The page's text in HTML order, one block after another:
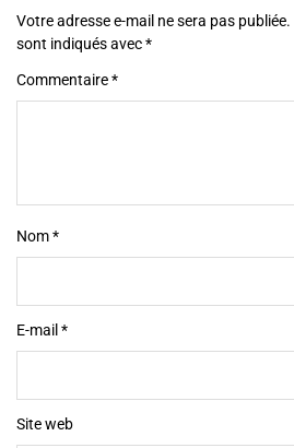
Votre adresse e-mail ne sera pas publiée.
sont indiqués avec*
Commentaire*
Nom*
E-mail *
Site web